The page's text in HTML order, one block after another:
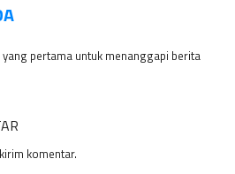
pertama untuk menanggapi berita
komentar.